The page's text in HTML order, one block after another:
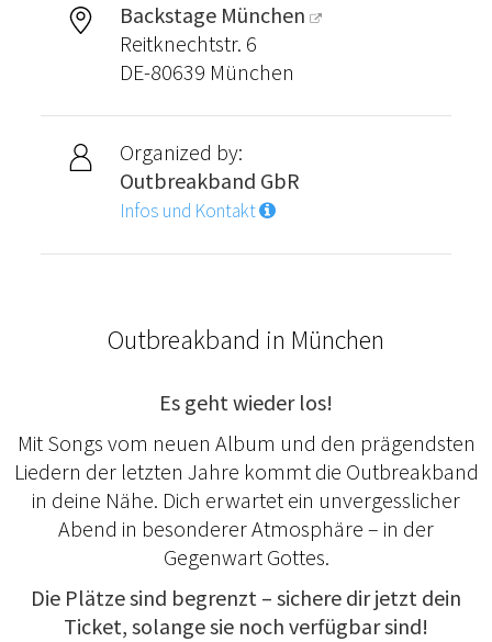
Backstage München
Reitknechtstr. 6
DE-80639 München
Organized by:
Outbreakband GbR
Infos und Kontakt
Outbreakband in München
Es geht wieder los!
Mit Songs vom neuen Album und den prägendsten
Liedern der letzten Jahre kommt die Outbreakband
in deine Nähe. Dich erwartet ein unvergesslicher
Abend in besonderer Atmosphäre – in der
Gegenwart Gottes.
Die Plätze sind begrenzt – sichere dir jetzt dein
Ticket, solange sie noch verfügbar sind!